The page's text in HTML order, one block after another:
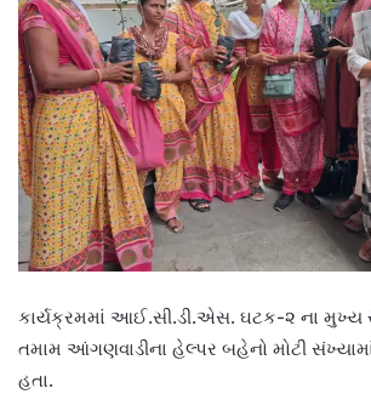
કાર્યક્રમમાં આઈ.સી.ડી.એસ. ઘટક-૨ ના
તમામ આંગણવાડીના હેલ્પર બહેનો મોટી
હતા.